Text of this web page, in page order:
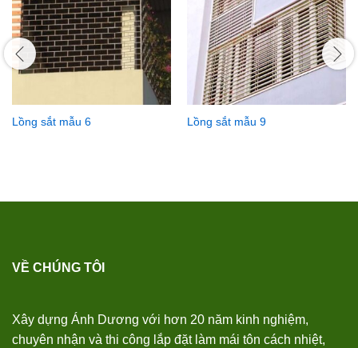
Lồng sắt mẫu 6 Lồng sắt mẫu 9
VỀ CHÚNG TÔI
Xây dựng Ánh Dương với hơn 20 năm kinh nghiệm,
chuyên nhận và thi công lắp đặt làm mái tôn cách nhiệt,